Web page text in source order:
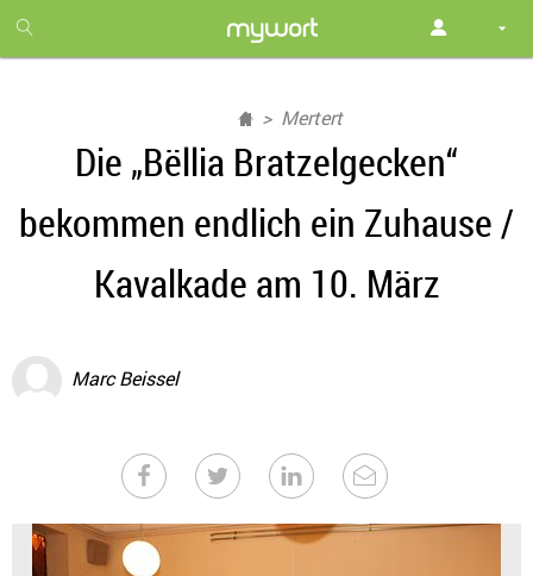
month
free
Mertert
Die „Bëllia Bratzelgecken“
bekommen endlich ein Zuhause /
Kavalkade am 10. März
Marc Beissel